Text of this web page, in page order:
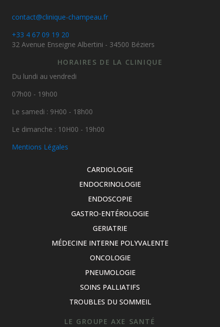
contact@clinique-champeau.fr
+33 4 67 09 19 20
32 Avenue Enseigne Albertini - 34500 Béziers
HORAIRES DE LA CLINIQUE
Du lundi au vendredi
07h00 - 19h00
Le samedi : 9H00 - 18h00
Le dimanche : 10H00 - 19h00
Mentions Légales
CARDIOLOGIE
ENDOCRINOLOGIE
ENDOSCOPIE
GASTRO-ENTÉROLOGIE
GERIATRIE
MÉDECINE INTERNE POLYVALENTE
ONCOLOGIE
PNEUMOLOGIE
SOINS PALLIATIFS
TROUBLES DU SOMMEIL
LE GROUPE AXE SANTÉ